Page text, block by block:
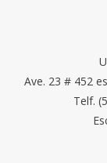
Ave. 23 # 452
Telf.